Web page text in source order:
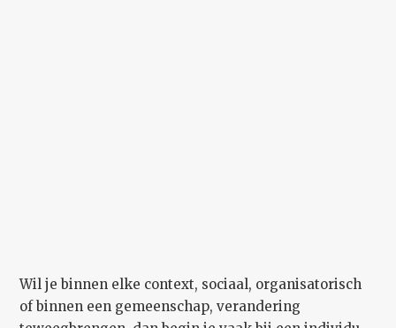
Wil je binnen elke context, sociaal, organisatorisch
of binnen een gemeenschap, verandering